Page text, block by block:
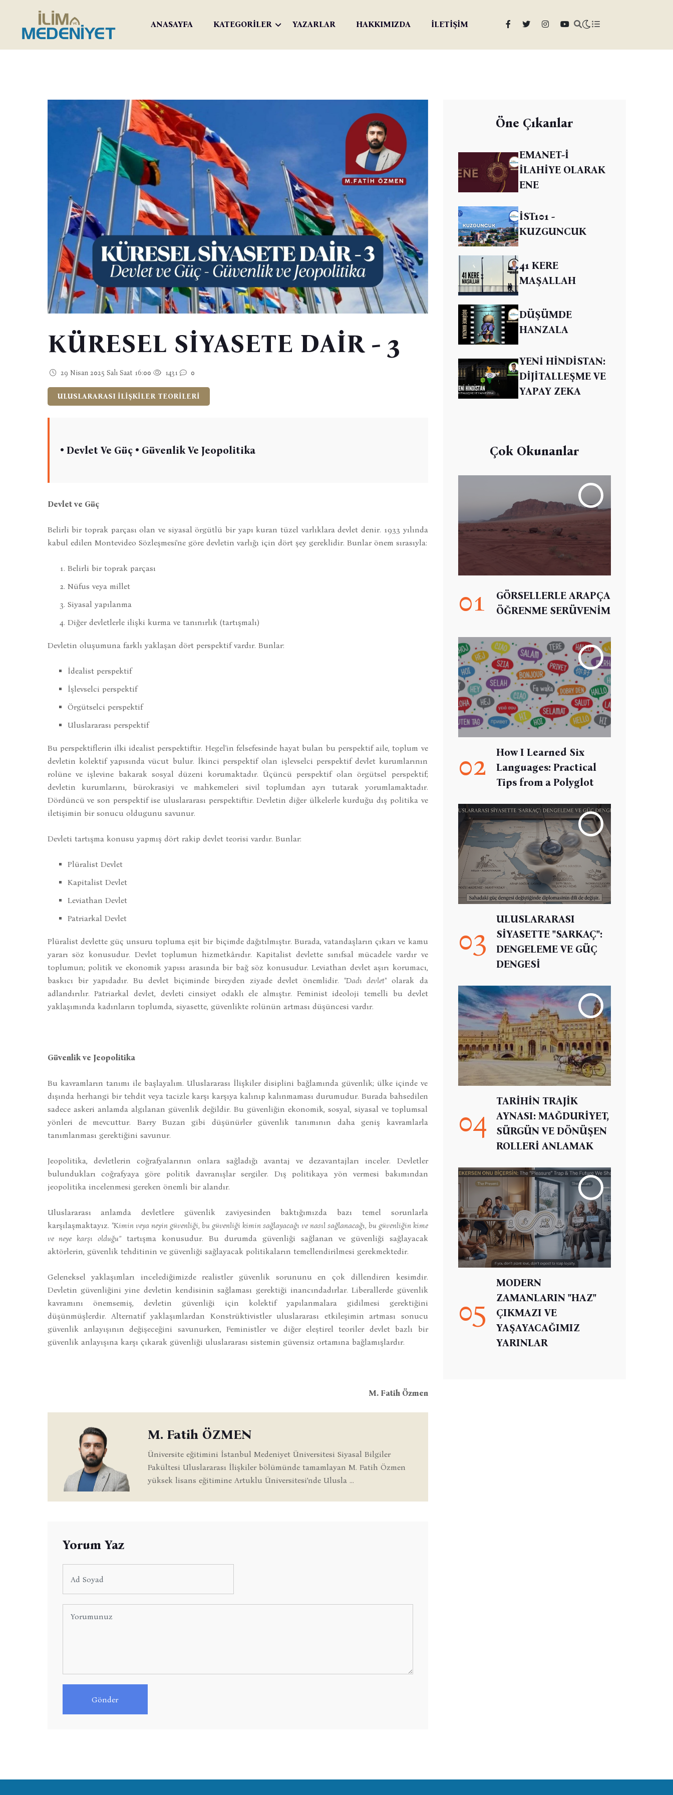
ANASAYFA KATEGORİLER YAZARLAR HAKKIMIZDA İLETİŞİM
KÜRESEL SİYASETE DAİR - 3
29 Nisan 2025 Salı Saat 16:00 1431 0
ULUSLARARASI İLİŞKİLER TEORİLERİ
• Devlet Ve Güç • Güvenlik Ve Jeopolitika
Devlet ve Güç
Belirli bir toprak parçası olan ve siyasal örgütlü bir yapı kuran tüzel varlıklara devlet denir. 1933 yılında
kabul edilen Montevideo Sözleşmesi'ne göre devletin varlığı için dört şey gereklidir. Bunlar önem sırasıyla:
Belirli bir toprak parçası
Nüfus veya millet
Siyasal yapılanma
Diğer devletlerle ilişki kurma ve tanınırlık (tartışmalı)
Devletin oluşumuna farklı yaklaşan dört perspektif vardır. Bunlar:
İdealist perspektif
İşlevselci perspektif
Örgütselci perspektif
Uluslararası perspektif
Bu perspektiflerin ilki idealist perspektiftir. Hegel'in felsefesinde hayat bulan bu perspektif aile, toplum ve
devletin kolektif yapısında vücut bulur. İkinci perspektif olan işlevselci perspektif devlet kurumlarının
rolüne ve işlevine bakarak sosyal düzeni korumaktadır. Üçüncü perspektif olan örgütsel perspektif;
devletin kurumlarını, bürokrasiyi ve mahkemeleri sivil toplumdan ayrı tutarak yorumlamaktadır.
Dördüncü ve son perspektif ise uluslararası perspektiftir. Devletin diğer ülkelerle kurduğu dış politika ve
iletişimin bir sonucu oldugunu savunur.
Devleti tartışma konusu yapmış dört rakip devlet teorisi vardır. Bunlar:
Plüralist Devlet
Kapitalist Devlet
Leviathan Devlet
Patriarkal Devlet
Plüralist devlette güç unsuru topluma eşit bir biçimde dağıtılmıştır. Burada, vatandaşların çıkarı ve kamu
yararı söz konusudur. Devlet toplumun hizmetkârıdır. Kapitalist devlette sınıfsal mücadele vardır ve
toplumun; politik ve ekonomik yapısı arasında bir bağ söz konusudur. Leviathan devlet aşırı korumacı,
baskıcı bir yapıdadır. Bu devlet biçiminde bireyden ziyade devlet önemlidir. "Dadı devlet" olarak da
adlandırılır. Patriarkal devlet, devleti cinsiyet odaklı ele almıştır. Feminist ideoloji temelli bu devlet
yaklaşımında kadınların toplumda, siyasette, güvenlikte rolünün artması düşüncesi vardır.
Güvenlik ve Jeopolitika
Bu kavramların tanımı ile başlayalım. Uluslararası İlişkiler disiplini bağlamında güvenlik; ülke içinde ve
dışında herhangi bir tehdit veya tacizle karşı karşıya kalınıp kalınmaması durumudur. Burada bahsedilen
sadece askeri anlamda algılanan güvenlik değildir. Bu güvenliğin ekonomik, sosyal, siyasal ve toplumsal
yönleri de mevcuttur. Barry Buzan gibi düşünürler güvenlik tanımının daha geniş kavramlarla
tanımlanması gerektiğini savunur.
Jeopolitika, devletlerin coğrafyalarının onlara sağladığı avantaj ve dezavantajları inceler. Devletler
bulundukları coğrafyaya göre politik davranışlar sergiler. Dış politikaya yön vermesi bakımından
jeopolitika incelenmesi gereken önemli bir alandır.
Uluslararası anlamda devletlere güvenlik zaviyesinden baktığımızda bazı temel sorunlarla
karşılaşmaktayız. "Kimin veya neyin güvenliği, bu güvenliği kimin sağlayacağı ve nasıl sağlanacağı, bu güvenliğin kime
ve neye karşı olduğu” tartışma konusudur. Bu durumda güvenliği sağlanan ve güvenliği sağlayacak
aktörlerin, güvenlik tehditinin ve güvenliği sağlayacak politikaların temellendirilmesi gerekmektedir.
Geleneksel yaklaşımları incelediğimizde realistler güvenlik sorununu en çok dillendiren kesimdir.
Devletin güvenliğini yine devletin kendisinin sağlaması gerektiği inancındadırlar. Liberallerde güvenlik
kavramını önemsemiş, devletin güvenliği için kolektif yapılanmalara gidilmesi gerektiğini
düşünmüşlerdir. Alternatif yaklaşımlardan Konstrüktivistler uluslararası etkileşimin artması sonucu
güvenlik anlayışının değişeceğini savunurken, Feministler ve diğer eleştirel teoriler devlet bazlı bir
güvenlik anlayışına karşı çıkarak güvenliği uluslararası sistemin güvensiz ortamına bağlamışlardır.
M. Fatih Özmen
M. Fatih ÖZMEN
Üniversite eğitimini İstanbul Medeniyet Üniversitesi Siyasal Bilgiler
Fakültesi Uluslararası İlişkiler bölümünde tamamlayan M. Fatih Özmen
yüksek lisans eğitimine Artuklu Üniversitesi’nde Ulusla ...
Yorum Yaz
Gönder
Öne Çıkanlar
EMANET-İ
İLAHİYE OLARAK
ENE
İST101 -
KUZGUNCUK
41 KERE
MAŞALLAH
DÜŞÜMDE
HANZALA
YENİ HİNDİSTAN:
DİJİTALLEŞME VE
YAPAY ZEKA
Çok Okunanlar
01
GÖRSELLERLE ARAPÇA
ÖĞRENME SERÜVENİM
02
How I Learned Six
Languages: Practical
Tips from a Polyglot
03
ULUSLARARASI
SİYASETTE "SARKAÇ":
DENGELEME VE GÜÇ
DENGESİ
04
TARİHİN TRAJİK
AYNASI: MAĞDURİYET,
SÜRGÜN VE DÖNÜŞEN
ROLLERİ ANLAMAK
05
MODERN
ZAMANLARIN "HAZ"
ÇIKMAZI VE
YAŞAYACAĞIMIZ
YARINLAR